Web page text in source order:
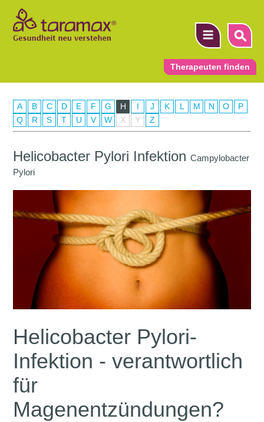
Therapeuten finden
A B C D E F G H I J K L M N O
P
Q
R S T U V W X Y Z
Helicobacter Pylori InfektionCampylobacter
Pylori
Helicobacter Pylori-
Infektion - verantwortlich
für
Magenentzündungen?